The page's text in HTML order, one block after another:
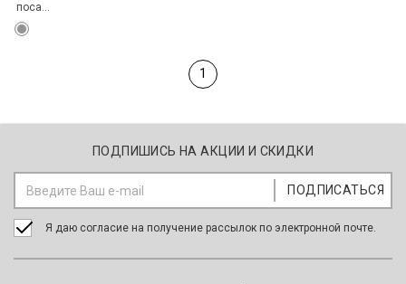
поса...
1
ПОДПИШИСЬ НА АКЦИИ И СКИДКИ
Я даю согласие на получение рассылок по электронной почте.